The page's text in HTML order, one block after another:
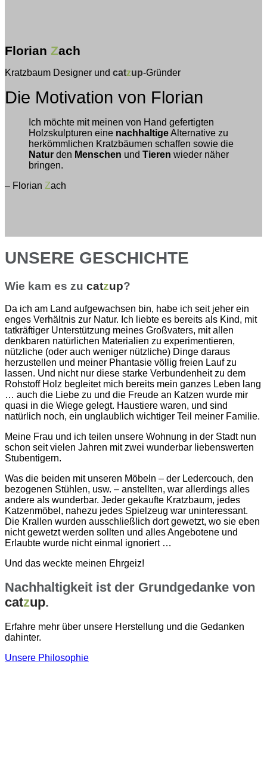
Florian Zach
Kratzbaum Designer und catzup-Gründer
Die Motivation von Florian
Ich möchte mit meinen von Hand gefertigten
Holzskulpturen eine nachhaltigeAlternative zu
herkömmlichen Kratzbäumen schaffen sowie die
Natur den Menschen und Tieren wieder näher
bringen.
– Florian Zach
UNSERE GESCHICHTE
Wie kam es zu catzup?
Da ich am Land aufgewachsen bin, habe ich seit jeher ein
enges Verhältnis zur Natur. Ich liebte es bereits als Kind, mit
tatkräftiger Unterstützung meines Großvaters, mit allen
denkbaren natürlichen Materialien zu experimentieren,
nützliche (oder auch weniger nützliche) Dinge daraus
herzustellen und meiner Phantasie völlig freien Lauf zu
lassen. Und nicht nur diese starke Verbundenheit zu dem
Rohstoff Holz begleitet mich bereits mein ganzes Leben lang
… auch die Liebe zu und die Freude an Katzen wurde mir
quasi in die Wiege gelegt. Haustiere waren, und sind
natürlich noch, ein unglaublich wichtiger Teil meiner Familie.
Meine Frau und ich teilen unsere Wohnung in der Stadt nun
schon seit vielen Jahren mit zwei wunderbar liebenswerten
Stubentigern.
Was die beiden mit unseren Möbeln – der Ledercouch, den
bezogenen Stühlen, usw. – anstellten, war allerdings alles
andere als wunderbar. Jeder gekaufte Kratzbaum, jedes
Katzenmöbel, nahezu jedes Spielzeug war uninteressant.
Die Krallen wurden ausschließlich dort gewetzt, wo sie eben
nicht gewetzt werden sollten und alles Angebotene und
Erlaubte wurde nicht einmal ignoriert …
Und das weckte meinen Ehrgeiz!
Nachhaltigkeit ist der Grundgedanke von
catzup.
Erfahre mehr über unsere Herstellung und die Gedanken
dahinter.
Unsere Philosophie